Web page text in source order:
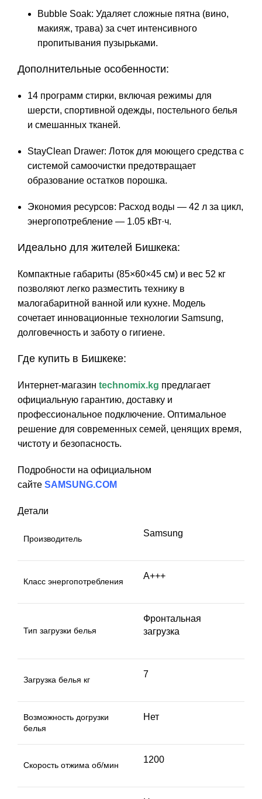
Bubble Soak: Удаляет сложные пятна (вино,
макияж, трава) за счет интенсивного
пропитывания пузырьками.
Дополнительные особенности:
14 программ стирки, включая режимы для
шерсти, спортивной одежды, постельного белья
и смешанных тканей.
StayClean Drawer: Лоток для моющего средства с
системой самоочистки предотвращает
образование остатков порошка.
Экономия ресурсов: Расход воды — 42 л за цикл,
энергопотребление — 1.05 кВт·ч.
Идеально для жителей Бишкека:
Компактные габариты (85×60×45 см) и вес 52 кг
позволяют легко разместить технику в
малогабаритной ванной или кухне. Модель
сочетает инновационные технологии Samsung,
долговечность и заботу о гигиене.
Где купить в Бишкеке:
Интернет-магазин technomix.kg предлагает
официальную гарантию, доставку и
профессиональное подключение. Оптимальное
решение для современных семей, ценящих время,
чистоту и безопасность.
Подробности на официальном
сайте SAMSUNG.COM
Детали
Производитель
Samsung
Класс энергопотребления
A+++
Тип загрузки белья
Фронтальная
загрузка
Загрузка белья кг
7
Возможность догрузки
белья
Нет
Скорость отжима об/мин
1200